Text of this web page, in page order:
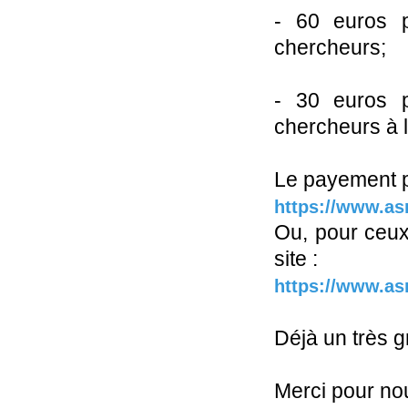
- 60 euros
chercheurs;
- 30 euros
chercheurs à
Le payement
https://
Ou, pour
site :
https://
Déjà un très
Merci pour